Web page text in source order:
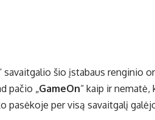
savaitgalio šio įstabaus renginio
pačio „GameOn“ kaip ir nematė,
pasėkoje per visą savaitgalį